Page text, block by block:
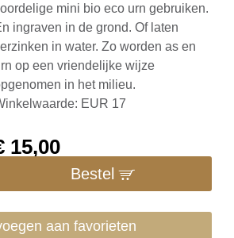
mini bio eco urn gebruiken.
ingraven in de grond. Of laten
in water. Zo worden as en
op een vriendelijke wijze
in het milieu.
EUR 17
15,00
Bestel
aan favorieten